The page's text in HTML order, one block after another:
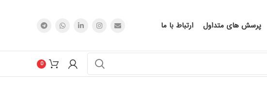
پرسش های متداول ارتباط با ما
0